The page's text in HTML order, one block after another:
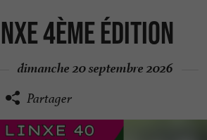
4ème ÉDITION
dimanche 20 septembre 2026
Partager